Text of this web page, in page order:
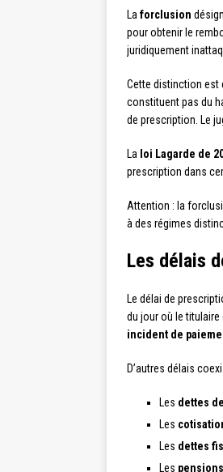
La forclusion
pour obtenir le
juridiquement
Cette distinction est
constituent pas du
de prescription. Le
La loi Lagarde de
prescription dans
Attention : la
à des régimes
Les délais
Le délai de
du jour où le titulaire
incident de
D’autres délais
Les dettes
Les
Les dettes
Les